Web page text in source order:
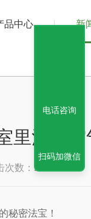
品中心 新
清新空
数：2425
宝！
电话咨询
扫码加微信